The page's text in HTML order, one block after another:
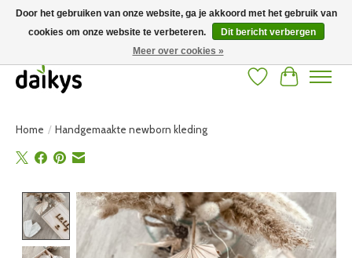
Grote keuze aan producten en snelle verzending! Gratis verzending vanaf 50
Verlanglijst
Home / Handgemaakte newborn kleding
Product image slideshow Items
Door het gebruiken van onze website, ga je akkoord met het gebruik van
cookies om onze website te verbeteren.
Dit bericht verbergen
Meer over cookies »